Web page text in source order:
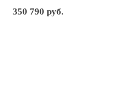
350 790 руб.